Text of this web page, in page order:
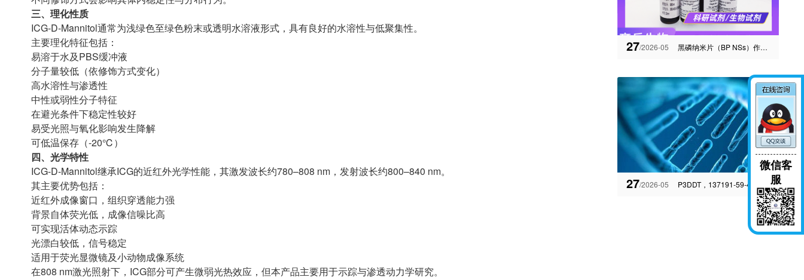
三、理化性质
ICG-D-Mannitol通常为浅绿色至绿色粉末或透明水溶液形式，具有良好的水溶性与低聚集性。
主要理化特征包括：
易溶于水及PBS缓冲液
分子量较低（依修饰方式变化）
高水溶性与渗透性
中性或弱性分子特征
在避光条件下稳定性较好
易受光照与氧化影响发生降解
可低温保存（-20℃）
四、光学特性
ICG-D-Mannitol继承ICG的近红外光学性能，其激发波长约780–808 nm，发射波长约800–840 nm。
其主要优势包括：
近红外成像窗口，组织穿透能力强
背景自体荧光低，成像信噪比高
可实现活体动态示踪
光漂白较低，信号稳定
适用于荧光显微镜及小动物成像系统
在808 nm激光照射下，ICG部分可产生微弱光热效应，但本产品主要用于示踪与渗透动力学研究。
27/2026-05 黑磷纳米片（BP NSs）作为潜在的科研载体材料在哪里？
27/2026-05
微信客
服